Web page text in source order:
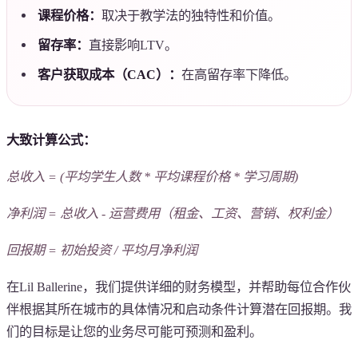
课程价格： 取决于教学法的独特性和价值。
留存率： 直接影响LTV。
客户获取成本（CAC）： 在高留存率下降低。
大致计算公式：
总收入 = (平均学生人数 * 平均课程价格 * 学习周期)
净利润 = 总收入 - 运营费用（租金、工资、营销、权利金）
回报期 = 初始投资 / 平均月净利润
在Lil Ballerine，我们提供详细的财务模型，并帮助每位合作伙
伴根据其所在城市的具体情况和启动条件计算潜在回报期。我
们的目标是让您的业务尽可能可预测和盈利。